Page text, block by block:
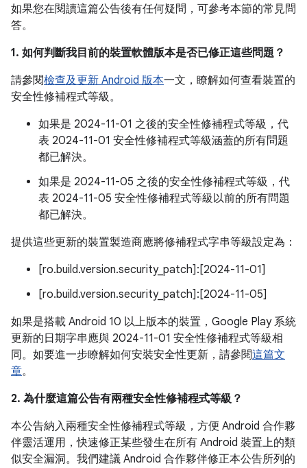
如果您在閱讀這篇公告後有任何疑問，可參考本節的常見問
答。
1. 如何判斷我目前的裝置軟體版本是否已修正這些問題？
請參閱檢查及更新 Android 版本一文，瞭解如何查看裝置的
安全性修補程式等級。
如果是 2024-11-01 之後的安全性修補程式等級，代
表 2024-11-01 安全性修補程式等級涵蓋的所有問題
都已解決。
如果是 2024-11-05 之後的安全性修補程式等級，代
表 2024-11-05 安全性修補程式等級以前的所有問題
都已解決。
提供這些更新的裝置製造商應將修補程式字串等級設定為：
[ro.build.version.security_patch]:[2024-11-01]
[ro.build.version.security_patch]:[2024-11-05]
如果是搭載 Android 10 以上版本的裝置，Google Play 系統
更新的日期字串應與 2024-11-01 安全性修補程式等級相
同。如要進一步瞭解如何安裝安全性更新，請參閱這篇文
章。
2. 為什麼這篇公告有兩種安全性修補程式等級？
本公告納入兩種安全性修補程式等級，方便 Android 合作夥
伴靈活運用，快速修正某些發生在所有 Android 裝置上的類
似安全漏洞。我們建議 Android 合作夥伴修正本公告所列的